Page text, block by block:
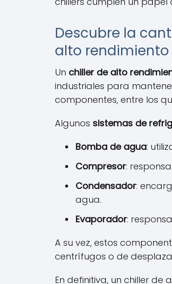
Descubre la
alto rendimiento
Un chiller de alto
industriales para
componentes, entre los
Algunos sistemas de
Bomba de agua:
Compresor:
Condensador:
agua.
Evaporador:
A su vez, estos
centrífugos o de
En definitiva, un chiller